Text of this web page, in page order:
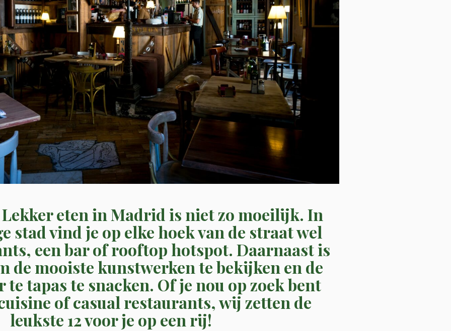
Lekker eten in Madrid is niet zo moeilijk. In
stad vind je op elke hoek van de straat wel
een bar of rooftop hotspot. Daarnaast is
de mooiste kunstwerken te bekijken en de
te tapas te snacken. Of je nou op zoek bent
of casual restaurants, wij zetten de
leukste 12 voor je op een rij!